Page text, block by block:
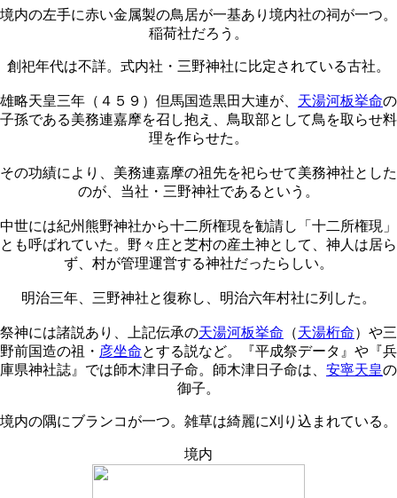
境内の左手に赤い金属製の鳥居が一基あり境内社の祠が一つ。
稲荷社だろう。
創祀年代は不詳。式内社・三野神社に比定されている古社。
雄略天皇三年（４５９）但馬国造黒田大連が、 天湯河板挙命の
子孫である美務連嘉摩を召し抱え、鳥取部として鳥を取らせ料
理を作らせた。
その功績により、美務連嘉摩の祖先を祀らせて美務神社とした
のが、当社・三野神社であるという。
中世には紀州熊野神社から十二所権現を勧請し「十二所権現」
とも呼ばれていた。野々庄と芝村の産土神として、神人は居ら
ず、村が管理運営する神社だったらしい。
明治三年、三野神社と復称し、明治六年村社に列した。
祭神には諸説あり、上記伝承の天湯河板挙命 （天湯桁命）や三
野前国造の祖・ 彦坐命とする説など。『平成祭データ』や『兵
庫県神社誌』では師木津日子命。師木津日子命は、 安寧天皇の
御子。
境内の隅にブランコが一つ。雑草は綺麗に刈り込まれている。
境内